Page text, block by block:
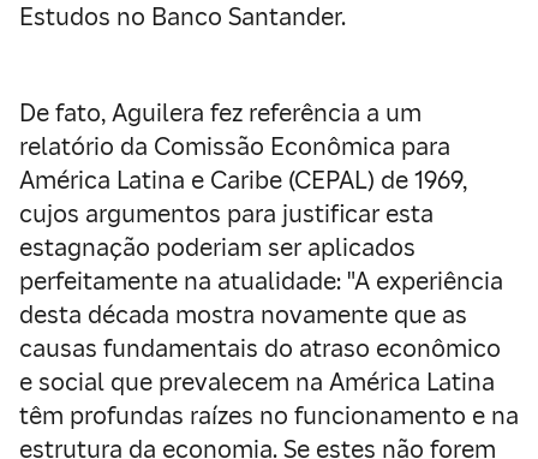
Estudos no Banco Santander.
De fato, Aguilera fez referência a um
relatório da Comissão Econômica para
América Latina e Caribe (CEPAL) de 1969,
cujos argumentos para justificar esta
estagnação poderiam ser aplicados
perfeitamente na atualidade: "A experiência
desta década mostra novamente que as
causas fundamentais do atraso econômico
e social que prevalecem na América Latina
têm profundas raízes no funcionamento e na
estrutura da economia. Se estes não forem